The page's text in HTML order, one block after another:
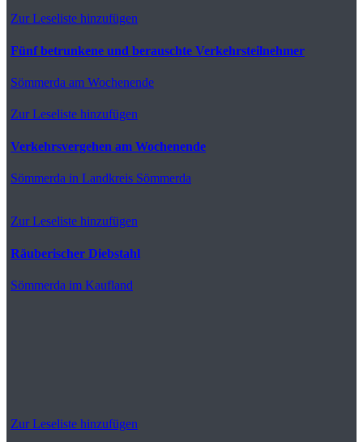
Zur Leseliste hinzufügen
Fünf betrunkene und berauschte Verkehrsteilnehmer
Sömmerda am Wochenende
Zur Leseliste hinzufügen
Verkehrsvergehen am Wochenende
Sömmerda in Landkreis Sömmerda
Zur Leseliste hinzufügen
Räuberischer Diebstahl
Sömmerda im Kaufland
Zur Leseliste hinzufügen